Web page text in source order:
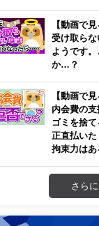
【動画で
受け取らな
ようです
か…？
【動画で
内会費の
ゴミを捨て
正直払い
拘束力はあ
さら